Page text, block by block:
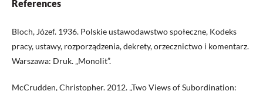
References
Bloch, Józef. 1936. Polskie ustawodawstwo społeczne, Kodeks
pracy, ustawy, rozporządzenia, dekrety, orzecznictwo i komentarz.
Warszawa: Druk. „Monolit”.
McCrudden, Christopher. 2012. „Two Views of Subordination: